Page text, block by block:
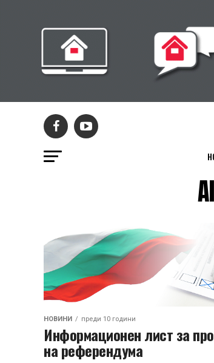
НОВИНИ преди 10 години
Информационен лист за
на референдума